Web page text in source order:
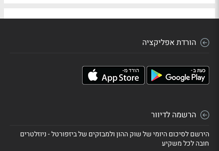
הורדת אפליקציה
הרשמה לדיוור
הירשם לסיכום היומי של שוק ההון ולמבזקים של ביזפורטל - ניוזלטרים
חובה לכל משקיע